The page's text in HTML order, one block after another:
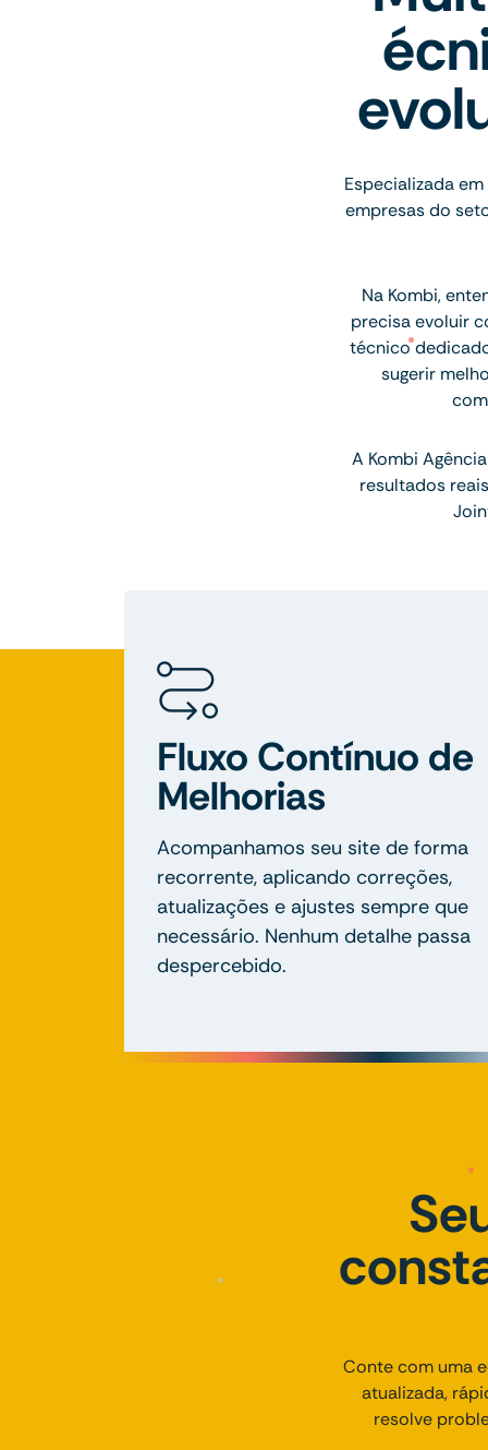
Especializada
empresas do
Na Kombi,
precisa evoluir
técnico
sugerir
A Kombi
resultados
Fluxo Contínuo de
Melhorias
Acompanhamos seu site de forma
recorrente, aplicando correções,
atualizações e ajustes sempre que
necessário. Nenhum detalhe passa
despercebido.
Conte com uma
atualizada,
resolve